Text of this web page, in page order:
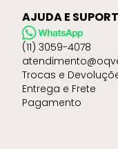
AJUDA E
(11) 3059-4078
Trocas e
Entrega e Frete
Pagamento